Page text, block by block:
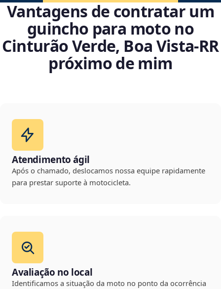
Vantagens de contratar um
guincho para moto no
Cinturão Verde, Boa Vista‑RR
próximo de mim
Atendimento ágil
Após o chamado, deslocamos nossa equipe rapidamente
para prestar suporte à motocicleta.
Avaliação no local
Identificamos a situação da moto no ponto da ocorrência